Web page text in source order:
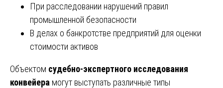
При расследовании нарушений правил
промышленной безопасности
В делах о банкротстве предприятий для оценки
стоимости активов
Объектом судебно-экспертного исследования
конвейера могут выступать различные типы